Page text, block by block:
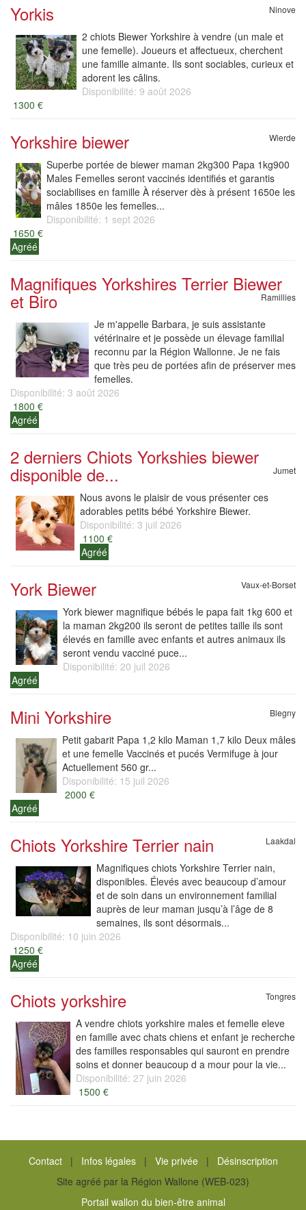
Yorkis Ninove
2 chiots Biewer Yorkshire à vendre (un male et
une femelle). Joueurs et affectueux, cherchent
une famille aimante. Ils sont sociables, curieux et
adorent les câlins.
Disponibilité: 9 août 2026
1300 €
Yorkshire biewer Wierde
Superbe portée de biewer maman 2kg300 Papa 1kg900
Males Femelles seront vaccinés identifiés et garantis
sociabilises en famille À réserver dès à présent 1650e les
mâles 1850e les femelles...
Disponibilité: 1 sept 2026
1650 €
Agréé
Magnifiques Yorkshires Terrier Biewer
et Biro Ramillies
Je m'appelle Barbara, je suis assistante
vétérinaire et je possède un élevage familial
reconnu par la Région Wallonne. Je ne fais
que très peu de portées afin de préserver mes
femelles.
Disponibilité: 3 août 2026
1800 €
Agréé
2 derniers Chiots Yorkshies biewer
disponible de... Jumet
Nous avons le plaisir de vous présenter ces
adorables petits bébé Yorkshire Biewer.
Disponibilité: 3 juil 2026
1100 €
Agréé
York Biewer Vaux-et-Borset
York biewer magnifique bébés le papa fait 1kg 600 et
la maman 2kg200 ils seront de petites taille ils sont
élevés en famille avec enfants et autres animaux ils
seront vendu vacciné puce...
Disponibilité: 20 juil 2026
Agréé
Mini Yorkshire Blegny
Petit gabarit Papa 1,2 kilo Maman 1,7 kilo Deux mâles
et une femelle Vaccinés et pucés Vermifuge à jour
Actuellement 560 gr...
Disponibilité: 15 juil 2026
2000 €
Agréé
Chiots Yorkshire Terrier nain Laakdal
Magnifiques chiots Yorkshire Terrier nain,
disponibles. Élevés avec beaucoup d’amour
et de soin dans un environnement familial
auprès de leur maman jusqu’à l’âge de 8
semaines, ils sont désormais...
Disponibilité: 10 juin 2026
1250 €
Agréé
Chiots yorkshire Tongres
A vendre chiots yorkshire males et femelle eleve
en famille avec chats chiens et enfant je recherche
des familles responsables qui sauront en prendre
soins et donner beaucoup d a mour pour la vie...
Disponibilité: 27 juin 2026
1500 €
Contact| Infos légales| Vie privée| Désinscription
Site agréé par la Région Wallone (WEB-023)
Portail wallon du bien-être animal